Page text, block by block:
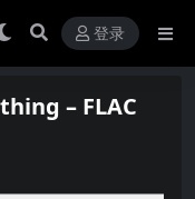
登录
– FLAC